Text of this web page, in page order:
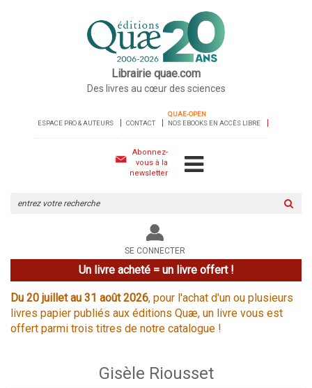
Librairie quae.com
Des livres au cœur des sciences
ESPACE PRO & AUTEURS CONTACT
QUAE-OPEN
NOS EBOOKS EN ACCÈS LIBRE
Abonnez-
vous à la
newsletter
le
site
SE CONNECTER
Un livre acheté = un livre offert !
Du 20 juillet au 31 août 2026, pour l'achat d'un ou plusieurs
livres papier publiés aux éditions Quæ, un livre vous est
offert parmi trois titres de notre catalogue !
Gisèle Riousset